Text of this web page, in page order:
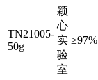
TN21005-
50g
颖
心
实
验
室
≥97%